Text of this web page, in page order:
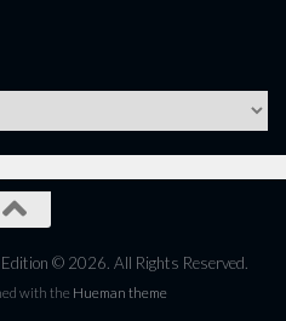
© 2026. All Rights Reserved.
with the Hueman theme